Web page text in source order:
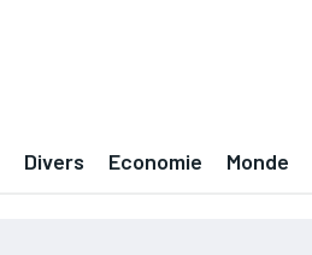
Divers Economie Monde